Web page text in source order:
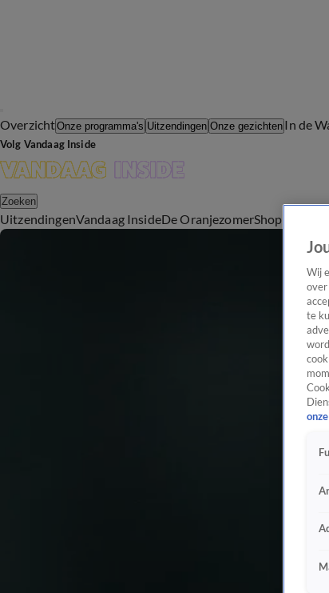
OverzichtOnze programma's Uitzendingen Onze gezichten In de
Volg Vandaag Inside
Zoeken
UitzendingenVandaag InsideDe OranjezomerShop
Wij
over
te